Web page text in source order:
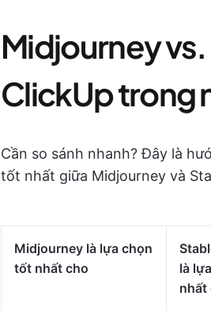
Midjourney
ClickUp trong
Cần so sánh nhanh? Đây là
tốt nhất giữa Midjourney và
Midjourney là lựa chọn
tốt nhất cho
là
nhất